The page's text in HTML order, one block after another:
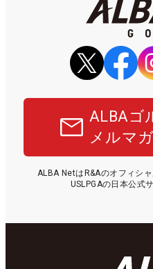
ALBAゴ
メルマ
ALBA NetはR&Aのオフィシ
USLPGAの日本公式